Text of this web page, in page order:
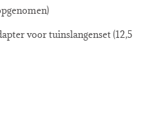
voor tuinslangenset (12,5